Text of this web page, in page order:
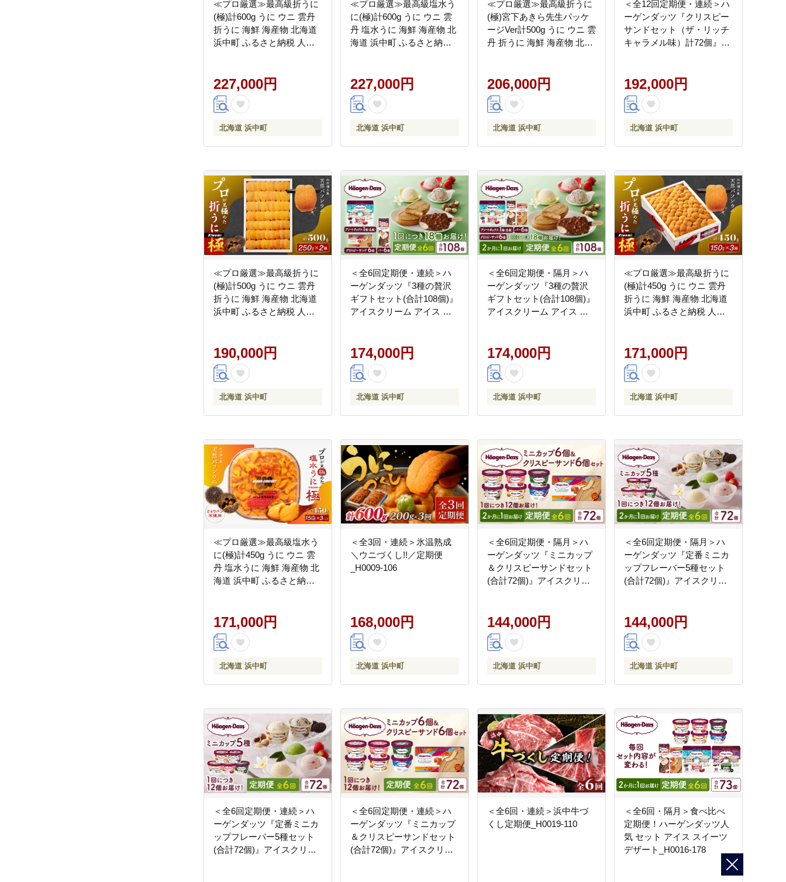
≪プロ厳選≫最高級折うに
(極)計600g うに ウニ 雲丹
折うに 海鮮 海産物 北海道
浜中町 ふるさと納税 人気
227,000円
北海道 浜中町
≪プロ厳選≫最高級塩水う
に(極)計600g うに ウニ 雲
丹 塩水うに 海鮮 海産物 北
海道 浜中町 ふるさと納税
227,000円
北海道 浜中町
≪プロ厳選≫最高級折うに
(極)宮下あきら先生パッケ
ージVer計500g うに ウニ 雲
丹 折うに 海鮮 海産物 北海
206,000円
北海道 浜中町
＜全12回定期便・連続＞ハ
ーゲンダッツ『クリスピー
サンドセット（ザ・リッチ
キャラメル味）計72個』ア
192,000円
北海道 浜中町
≪プロ厳選≫最高級折うに
(極)計500g うに ウニ 雲丹
折うに 海鮮 海産物 北海道
浜中町 ふるさと納税 人気
190,000円
北海道 浜中町
＜全6回定期便・連続＞ハ
ーゲンダッツ『3種の贅沢
ギフトセット(合計108個)』
アイスクリーム アイス ス
174,000円
北海道 浜中町
＜全6回定期便・隔月＞ハ
ーゲンダッツ『3種の贅沢
ギフトセット(合計108個)』
アイスクリーム アイス ス
174,000円
北海道 浜中町
≪プロ厳選≫最高級折うに
(極)計450g うに ウニ 雲丹
折うに 海鮮 海産物 北海道
浜中町 ふるさと納税 人気
171,000円
北海道 浜中町
≪プロ厳選≫最高級塩水う
に(極)計450g うに ウニ 雲
丹 塩水うに 海鮮 海産物 北
海道 浜中町 ふるさと納税
171,000円
北海道 浜中町
＜全3回・連続＞氷温熟成
＼ウニづくし!!／定期便
_H0009-106
168,000円
北海道 浜中町
＜全6回定期便・隔月＞ハ
ーゲンダッツ『ミニカップ
＆クリスピーサンドセット
(合計72個)』アイスクリー
144,000円
北海道 浜中町
＜全6回定期便・隔月＞ハ
ーゲンダッツ『定番ミニカ
ップフレーバー5種セット
(合計72個)』アイスクリー
144,000円
北海道 浜中町
＜全6回定期便・連続＞ハ
ーゲンダッツ『定番ミニカ
ップフレーバー5種セット
(合計72個)』アイスクリー
＜全6回定期便・連続＞ハ
ーゲンダッツ『ミニカップ
＆クリスピーサンドセット
(合計72個)』アイスクリー
＜全6回・連続＞浜中牛づ
くし定期便_H0019-110
＜全6回・隔月＞食べ比べ
定期便！ハーゲンダッツ人
気 セット アイス スイーツ
デザート_H0016-178